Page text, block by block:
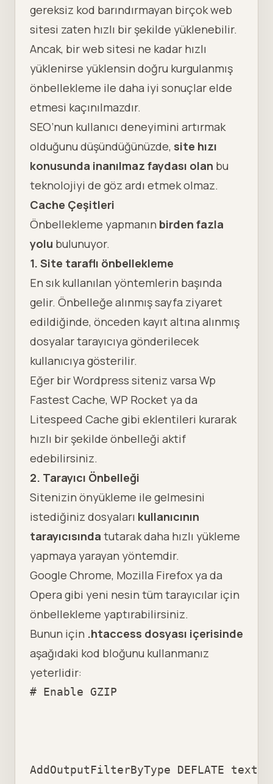
gereksiz kod barındırmayan birçok web
sitesi zaten hızlı bir şekilde yüklenebilir.
Ancak, bir web sitesi ne kadar hızlı
yüklenirse yüklensin doğru kurgulanmış
önbellekleme ile daha iyi sonuçlar elde
etmesi kaçınılmazdır.
SEO’nun kullanıcı deneyimini artırmak
olduğunu düşündüğünüzde, site hızı
konusunda inanılmaz faydası olan bu
teknolojiyi de göz ardı etmek olmaz.
Cache Çeşitleri
Önbellekleme yapmanın birden fazla
yolu bulunuyor.
1. Site taraflı önbellekleme
En sık kullanılan yöntemlerin başında
gelir. Önbelleğe alınmış sayfa ziyaret
edildiğinde, önceden kayıt altına alınmış
dosyalar tarayıcıya gönderilecek
kullanıcıya gösterilir.
Eğer bir Wordpress siteniz varsa Wp
Fastest Cache, WP Rocket ya da
Litespeed Cache gibi eklentileri kurarak
hızlı bir şekilde önbelleği aktif
edebilirsiniz.
2. Tarayıcı Önbelleği
Sitenizin önyükleme ile gelmesini
istediğiniz dosyaları kullanıcının
tarayıcısında tutarak daha hızlı yükleme
yapmaya yarayan yöntemdir.
Google Chrome, Mozilla Firefox ya da
Opera gibi yeni nesin tüm tarayıcılar için
önbellekleme yaptırabilirsiniz.
Bunun için .htaccess dosyası içerisinde
aşağıdaki kod bloğunu kullanmanız
yeterlidir:
# Enable GZIP
AddOutputFilterByType